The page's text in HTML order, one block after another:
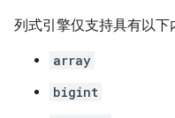
列式引擎仅支持具有以下
array
bigint